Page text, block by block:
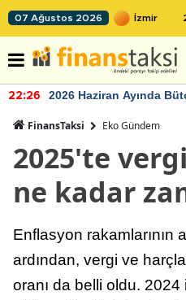
07 Ağustos 2026
22:26 2026 Haziran Ayında
FinansTaksi Eko Gündem
2025'te
ne kadar
Enflasyon rakamlarının
ardından, vergi ve
oranı da belli oldu. 2024